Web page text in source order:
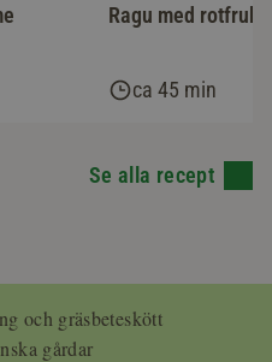
Ragu med
ca 45 min
Se alla recept
och gräsbeteskött
gårdar